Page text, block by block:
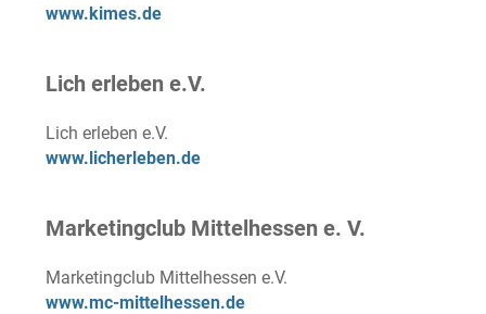
www.kimes.de
Lich erleben e.V.
Lich erleben e.V.
www.licherleben.de
Marketingclub Mittelhessen e. V.
Marketingclub Mittelhessen e.V.
www.mc-mittelhessen.de